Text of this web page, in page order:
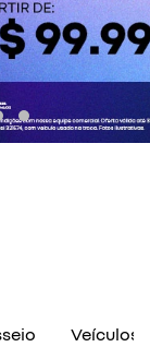
Veículos